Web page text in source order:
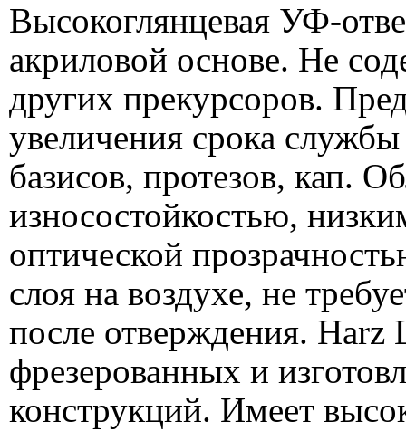
Высокоглянцевая УФ-
акриловой основе. Не
других прекурсоров.
увеличения срока
базисов, протезов, кап.
износостойкостью,
оптической
слоя на воздухе, не
после отверждения. Harz
фрезерованных и
конструкций. Имеет